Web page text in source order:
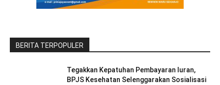
BERITA TERPOPULER
Tegakkan Kepatuhan Pembayaran Iuran,
BPJS Kesehatan Selenggarakan Sosialisasi